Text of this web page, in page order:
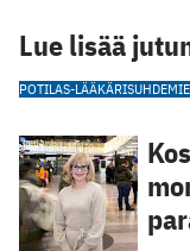
Lue lisää
POTILAS-LÄÄKÄRISUHDE